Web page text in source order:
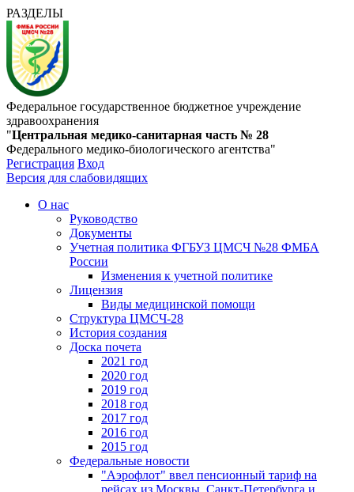
РАЗДЕЛЫ
Федеральное государственное бюджетное учреждение
здравоохранения
"Центральная медико-санитарная часть № 28
Федерального медико-биологического агентства"
Регистрация Вход
Версия для слабовидящих
О нас
Руководство
Документы
Учетная политика ФГБУЗ ЦМСЧ №28 ФМБА
России
Изменения к учетной политике
Лицензия
Виды медицинской помощи
Структура ЦМСЧ-28
История создания
Доска почета
2021 год
2020 год
2019 год
2018 год
2017 год
2016 год
2015 год
Федеральные новости
"Аэрофлот" ввел пенсионный тариф на
рейсах из Москвы, Санкт-Петербурга и